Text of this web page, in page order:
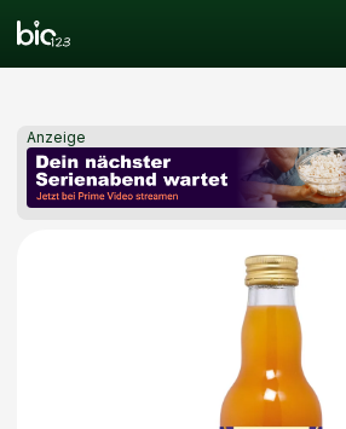
Anzeige